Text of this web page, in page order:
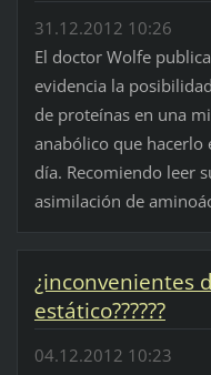
31.12.2012 10:26
El doctor Wolfe
evidencia la
de proteínas en una
anabólico que hacerlo
día. Recomiendo leer
asimilación de
¿inconvenientes
estático??????
04.12.2012 10:23